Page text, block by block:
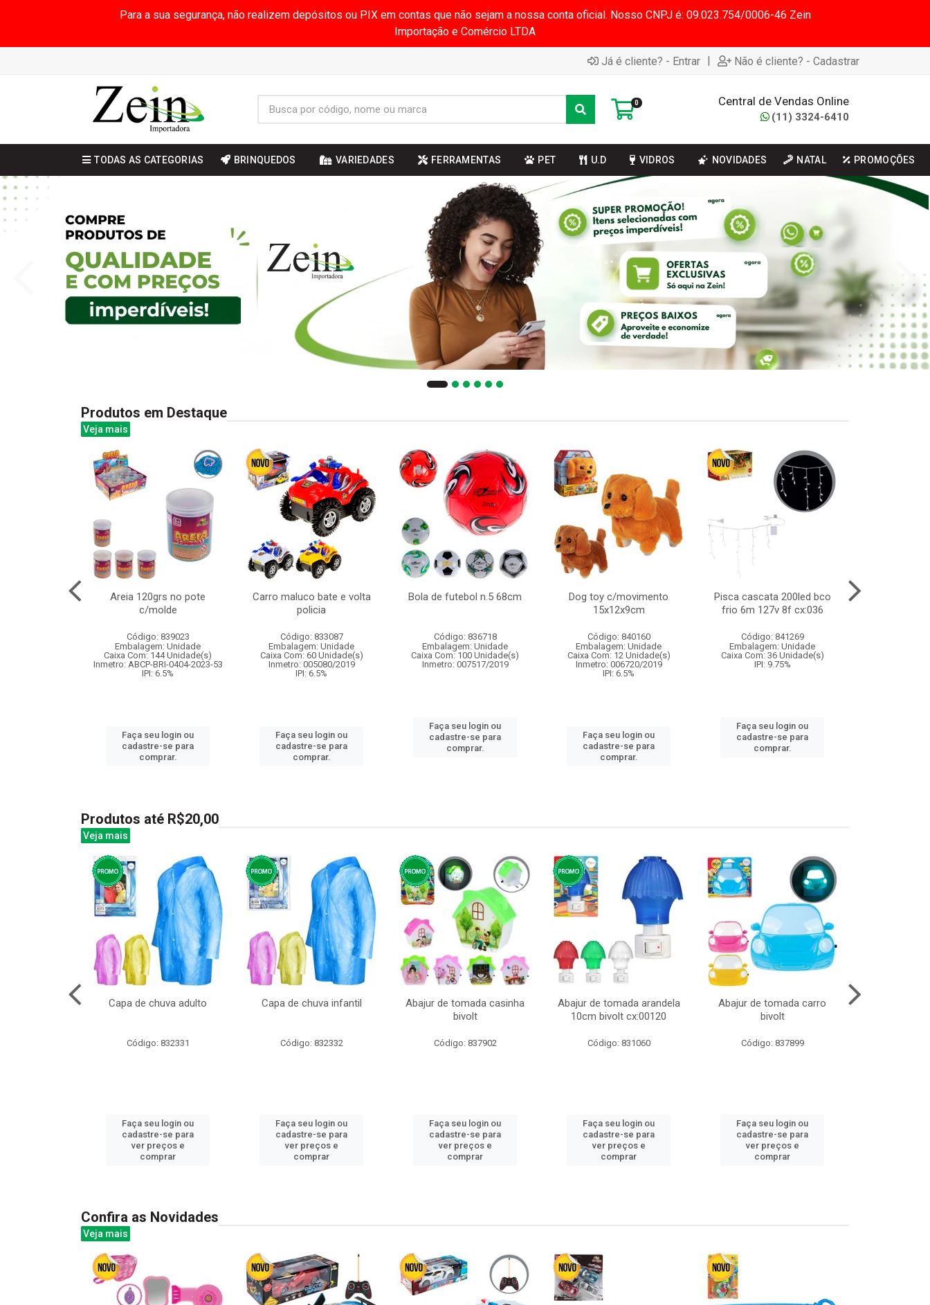
Para a sua segurança, não realizem depósitos ou PIX em contas que não sejam a nossa conta oficial. Nosso CNPJ é: 09.023.754/0006-46 Zein
Importação e Comércio LTDA
Já é cliente? - Entrar | Não é cliente? - Cadastrar
0 Central de Vendas Online
(11) 3324-6410
TODAS AS CATEGORIAS BRINQUEDOS VARIEDADES FERRAMENTAS PET U.D VIDROS NOVIDADES NATAL PROMOÇÕES
Produtos em Destaque
Veja mais
Areia 120grs no pote
c/molde
Código: 839023
Embalagem: Unidade
Caixa Com: 144 Unidade(s)
Inmetro: ABCP-BRI-0404-2023-53
IPI: 6.5%
Faça seu login ou
cadastre-se para
comprar.
Carro maluco bate e volta
policia
Código: 833087
Embalagem: Unidade
Caixa Com: 60 Unidade(s)
Inmetro: 005080/2019
IPI: 6.5%
Faça seu login ou
cadastre-se para
comprar.
Bola de futebol n.5 68cm
Código: 836718
Embalagem: Unidade
Caixa Com: 100 Unidade(s)
Inmetro: 007517/2019
Faça seu login ou
cadastre-se para
comprar.
Dog toy c/movimento
15x12x9cm
Código: 840160
Embalagem: Unidade
Caixa Com: 12 Unidade(s)
Inmetro: 006720/2019
IPI: 6.5%
Faça seu login ou
cadastre-se para
comprar.
Pisca cascata 200led bco
frio 6m 127v 8f cx:036
Código: 841269
Embalagem: Unidade
Caixa Com: 36 Unidade(s)
IPI: 9.75%
Faça seu login ou
cadastre-se para
comprar.
Produtos até R$20,00
Veja mais
Capa de chuva adulto
Código: 832331
Faça seu login ou
cadastre-se para
ver preços e
comprar
Capa de chuva infantil
Código: 832332
Faça seu login ou
cadastre-se para
ver preços e
comprar
Abajur de tomada casinha
bivolt
Código: 837902
Faça seu login ou
cadastre-se para
ver preços e
comprar
Abajur de tomada arandela
10cm bivolt cx:00120
Código: 831060
Faça seu login ou
cadastre-se para
ver preços e
comprar
Abajur de tomada carro
bivolt
Código: 837899
Faça seu login ou
cadastre-se para
ver preços e
comprar
Confira as Novidades
Veja mais